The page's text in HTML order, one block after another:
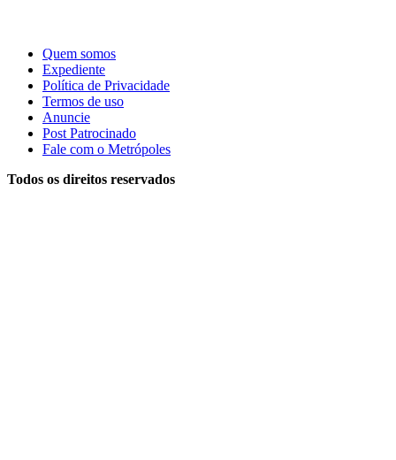
Quem somos
Expediente
Política de Privacidade
Termos de uso
Anuncie
Post Patrocinado
Fale com o Metrópoles
Todos os direitos reservados